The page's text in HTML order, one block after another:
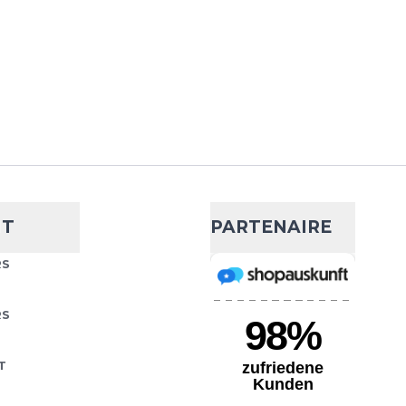
unique five-toe
PARTENAIRE